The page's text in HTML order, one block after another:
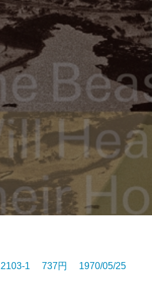
1 737円 1970/05/25